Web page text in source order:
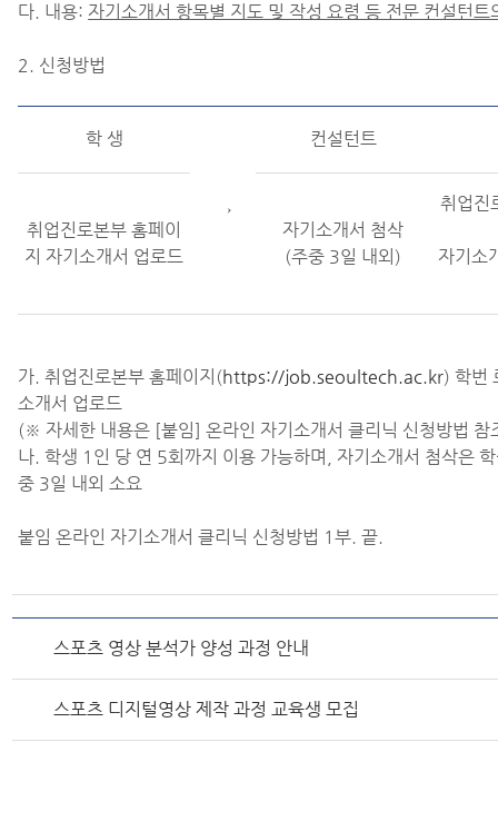
다. 내용: 자기소개서 항목별 지도 및 작성 요령 등 전문 컨설턴트
2. 신청방법
학 생
→
컨설턴트
취업진로본부 홈페이
지 자기소개서 업로드
자기소개서 첨삭
(주중 3일 내외)
취업진
자기소
가. 취업진로본부 홈페이지(https://job.seoultech.ac.kr) 학번
소개서 업로드
(※ 자세한 내용은 [붙임] 온라인 자기소개서 클리닉 신청방법 참
나. 학생 1인 당 연 5회까지 이용 가능하며, 자기소개서 첨삭은
중 3일 내외 소요
붙임 온라인 자기소개서 클리닉 신청방법 1부. 끝.
스포츠 영상 분석가 양성 과정 안내
스포츠 디지털영상 제작 과정 교육생 모집